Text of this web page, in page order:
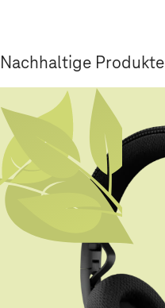
Nachhaltige Produkte